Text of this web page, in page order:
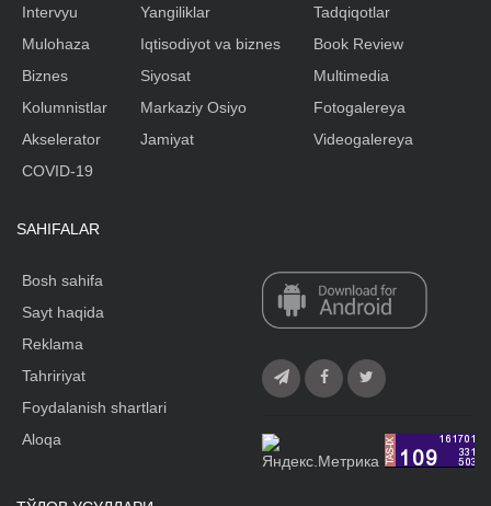
Intervyu
Mulohaza
Biznes
Kolumnistlar
Akselerator
Yangiliklar
Iqtisodiyot va biznes
Siyosat
Markaziy Osiyo
Jamiyat
Tadqiqotlar
Book Review
Multimedia
Fotogalereya
Videogalereya
COVID-19
SAHIFALAR
Bosh sahifa
Sayt haqida
Reklama
Tahririyat
Foydalanish shartlari
Aloqa